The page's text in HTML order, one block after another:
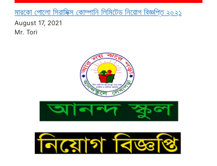
মারকো পোলো সিরামিক্স কোম্পানি লিমিটেড নিয়োগ বিজ্ঞপ্তি ২০২১
August 17, 2021
Mr. Tori